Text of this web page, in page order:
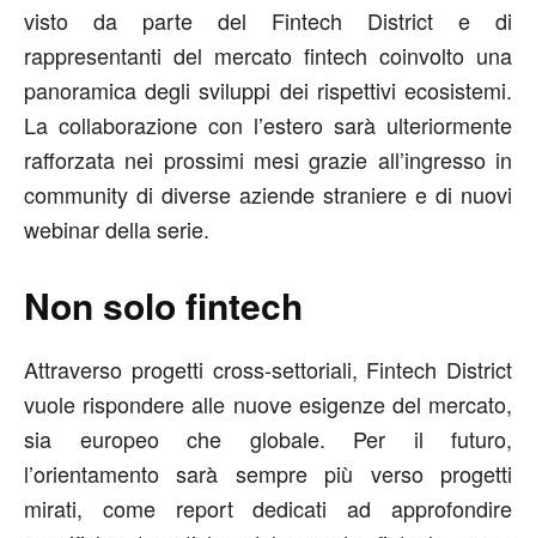
visto da parte del Fintech District e di
rappresentanti del mercato fintech coinvolto una
panoramica degli sviluppi dei rispettivi ecosistemi.
La collaborazione con l’estero sarà ulteriormente
rafforzata nei prossimi mesi grazie all’ingresso in
community di diverse aziende straniere e di nuovi
webinar della serie.
Non solo fintech
Attraverso progetti cross-settoriali, Fintech District
vuole rispondere alle nuove esigenze del mercato,
sia europeo che globale. Per il futuro,
l’orientamento sarà sempre più verso progetti
mirati, come report dedicati ad approfondire